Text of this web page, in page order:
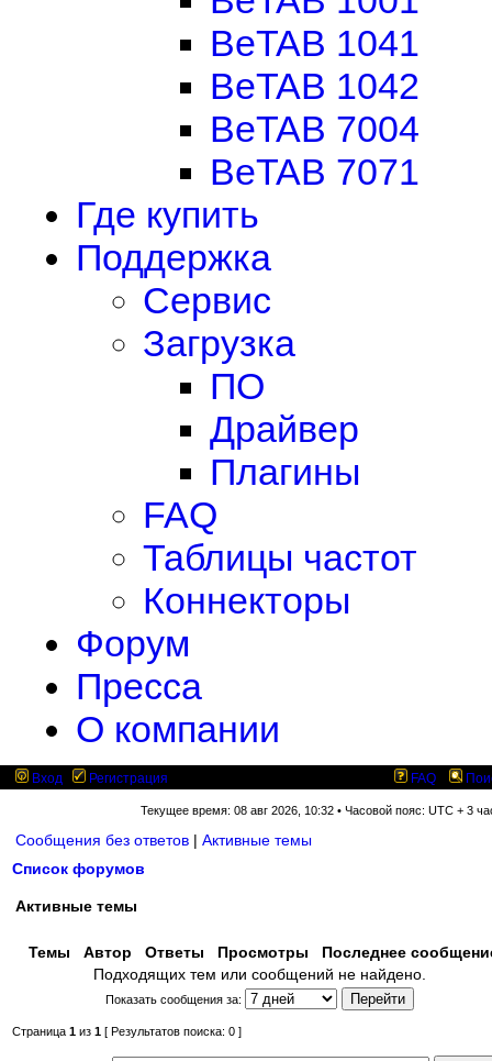
BeTAB 1041
BeTAB 1042
BeTAB 7004
BeTAB 7071
Где купить
Поддержка
Сервис
Загрузка
ПО
Драйвер
Плагины
FAQ
Таблицы частот
Коннекторы
Форум
Пресса
О компании
Вход Регистрация FAQ
Текущее время: 08 авг 2026, 10:32 • Часовой пояс: UTC + 3
Сообщения без ответов | Активные темы
Список форумов
Активные темы
Темы Автор Ответы Просмотры
Последнее
Подходящих тем или сообщений не найдено.
Показать сообщения за:
Страница 1 из 1 [ Результатов поиска: 0 ]